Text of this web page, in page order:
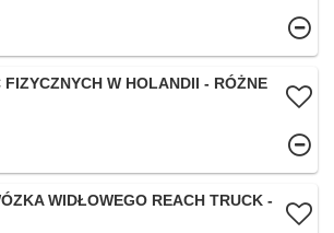
FIZYCZNYCH W HOLANDII - RÓŻNE
WIDŁOWEGO REACH TRUCK -